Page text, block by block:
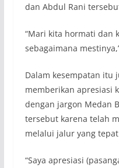
dan Abdul Rani
“Mari kita hormati dan
sebagaimana
Dalam kesempatan itu
memberikan apresiasi
dengan jargon Medan
tersebut karena telah
melalui jalur yang
“Saya apresiasi